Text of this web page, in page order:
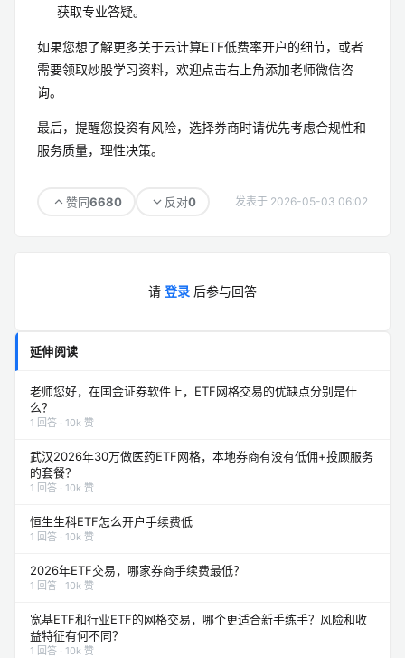
获取专业答疑。
如果您想了解更多关于云计算ETF低费率开户的细节，或者
需要领取炒股学习资料，欢迎点击右上角添加老师微信咨
询。
最后，提醒您投资有风险，选择券商时请优先考虑合规性和
服务质量，理性决策。
赞同6680 反对0 发表于 2026-05-03 06:02
请 登录 后参与回答
延伸阅读
老师您好，在国金证券软件上，ETF网格交易的优缺点分别是什
么？
1 回答 · 10k 赞
武汉2026年30万做医药ETF网格，本地券商有没有低佣+投顾服务
的套餐？
1 回答 · 10k 赞
恒生生科ETF怎么开户手续费低
1 回答 · 10k 赞
2026年ETF交易，哪家券商手续费最低？
1 回答 · 10k 赞
宽基ETF和行业ETF的网格交易，哪个更适合新手练手？风险和收
益特征有何不同？
1 回答 · 10k 赞